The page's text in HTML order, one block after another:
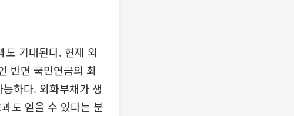
도 기대된다. 현재 외
반면 국민연금의 최
하다. 외화부채가 생
도 얻을 수 있다는 분